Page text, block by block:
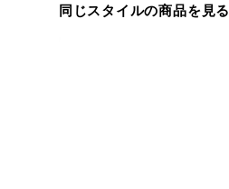
同じスタイルの商品を見る